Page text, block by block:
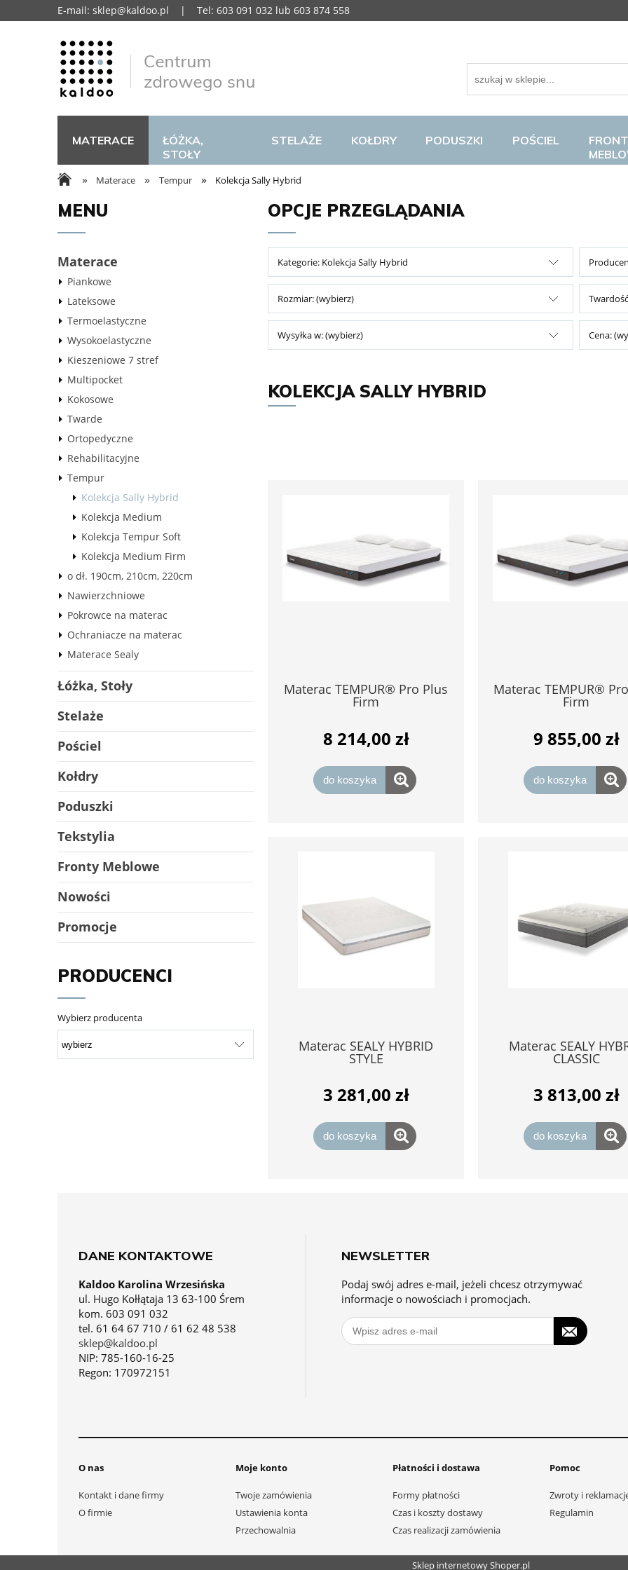
MATERACE
ŁÓŻKA,
STOŁY
STELAŻE KOŁDRY PODUSZKI POŚCIEL
» Materace » Tempur » Kolekcja Sally Hybrid
MENU
Materace
Piankowe
Lateksowe
Termoelastyczne
Wysokoelastyczne
Kieszeniowe 7 stref
Multipocket
Kokosowe
Twarde
Ortopedyczne
Rehabilitacyjne
Tempur
Kolekcja Sally Hybrid
Kolekcja Medium
Kolekcja Tempur Soft
Kolekcja Medium Firm
o dł. 190cm, 210cm, 220cm
Nawierzchniowe
Pokrowce na materac
Ochraniacze na materac
Materace Sealy
Łóżka, Stoły
Stelaże
Pościel
Kołdry
Poduszki
Tekstylia
Fronty Meblowe
Nowości
Promocje
PRODUCENCI
Wybierz producenta
OPCJE PRZEGLĄDANIA
Kategorie: Kolekcja Sally Hybrid
Rozmiar: (wybierz)
Wysyłka w: (wybierz) Cena:
KOLEKCJA SALLY HYBRID
Materac TEMPUR® Pro Plus
Firm
8 214,00 zł
do koszyka
Materac TEMPUR®
Firm
9 855,00 zł
do koszyka
Materac SEALY HYBRID
STYLE
3 281,00 zł
do koszyka
Materac SEALY
CLASSIC
3 813,00 zł
do koszyka
DANE KONTAKTOWE
Kaldoo Karolina Wrzesińska
ul. Hugo Kołłątaja 13 63-100 Śrem
kom. 603 091 032
tel. 61 64 67 710 / 61 62 48 538
sklep@kaldoo.pl
NIP: 785-160-16-25
Regon: 170972151
NEWSLETTER
Podaj swój adres e-mail, jeżeli chcesz otrzymywać
informacje o nowościach i promocjach.
O nas
Kontakt i dane firmy
O firmie
Moje konto
Twoje zamówienia
Ustawienia konta
Przechowalnia
Płatności i dostawa
Formy płatności
Czas i koszty dostawy
Czas realizacji zamówienia
Pomoc
Zwroty i
Regulamin
Sklep internetowy Shoper.pl
E-mail: sklep@kaldoo.pl | Tel: 603 091 032 lub 603 874 558